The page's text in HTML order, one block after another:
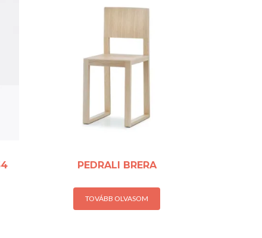
PEDRALI BRERA
TOVÁBB OLVASOM